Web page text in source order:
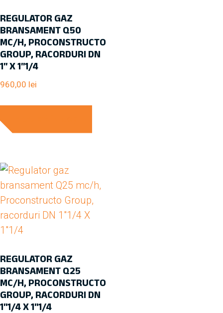
REGULATOR GAZ
BRANSAMENT Q50
MC/H, PROCONSTRUCTO
GROUP, RACORDURI DN
1″ X 1″1/4
960,00 lei
REGULATOR GAZ
BRANSAMENT Q25
MC/H, PROCONSTRUCTO
GROUP, RACORDURI DN
1″1/4 X 1″1/4